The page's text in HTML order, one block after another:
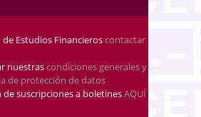
Estudios Financieroscontactar
nuestrascondiciones generales y
de protección de datos
suscripciones a boletinesAQUÍ